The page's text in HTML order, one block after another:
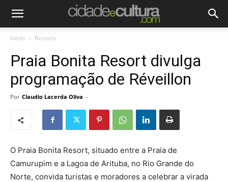
Início Resorts
Praia Bonita Resort divulga
programação de Réveillon
Por Claudio Lacerda Oliva -
O Praia Bonita Resort, situado entre a Praia de
Camurupim e a Lagoa de Arituba, no Rio Grande do
Norte, convida turistas e moradores a celebrar a virada